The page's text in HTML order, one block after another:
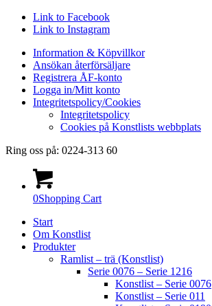
Link to Facebook
Link to Instagram
Information & Köpvillkor
Ansökan återförsäljare
Registrera ÅF-konto
Logga in/Mitt konto
Integritetspolicy/Cookies
Integritetspolicy
Cookies på Konstlists webbplats
Ring oss på: 0224-313 60
0Shopping Cart
Start
Om Konstlist
Produkter
Ramlist – trä (Konstlist)
Serie 0076 – Serie 1216
Konstlist – Serie 0076
Konstlist – Serie 011